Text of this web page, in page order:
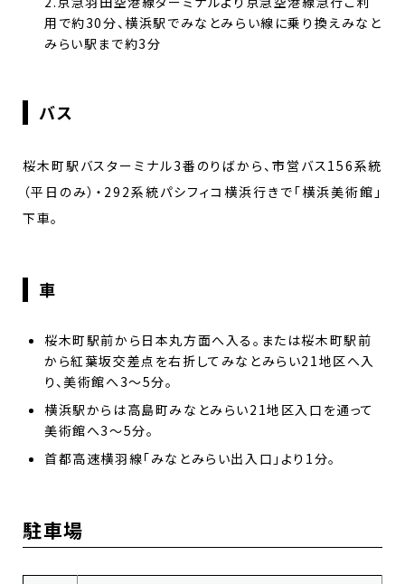
用で約30分、横浜駅でみなとみらい線に乗り換えみなと
みらい駅まで約3分
バス
桜木町駅バスターミナル3番のりばから、市営バス156系統
（平日のみ）・292系統パシフィコ横浜行きで「横浜美術館」
下車。
車
桜木町駅前から日本丸方面へ入る。または桜木町駅前
から紅葉坂交差点を右折してみなとみらい21地区へ入
り、美術館へ3～5分。
横浜駅からは高島町みなとみらい21地区入口を通って
美術館へ3～5分。
首都高速横羽線「みなとみらい出入口」より1分。
駐車場